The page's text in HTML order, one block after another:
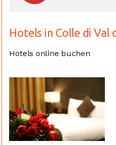
Hotels in Colle di Val
Hotels online buchen